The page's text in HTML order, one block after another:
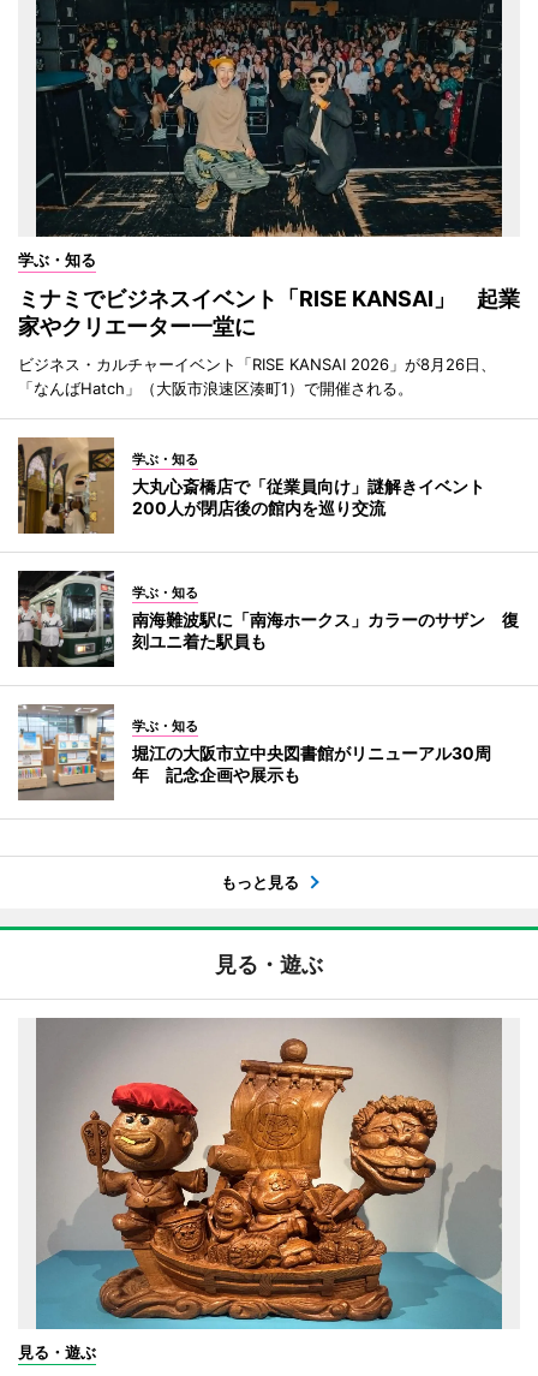
学ぶ・知る
ミナミでビジネスイベント「RISE KANSAI」 起業
家やクリエーター一堂に
ビジネス・カルチャーイベント「RISE KANSAI 2026」が8月26日、
「なんばHatch」（大阪市浪速区湊町1）で開催される。
学ぶ・知る
大丸心斎橋店で「従業員向け」謎解きイベント
200人が閉店後の館内を巡り交流
学ぶ・知る
南海難波駅に「南海ホークス」カラーのサザン 復
刻ユニ着た駅員も
学ぶ・知る
堀江の大阪市立中央図書館がリニューアル30周
年 記念企画や展示も
もっと見る
見る・遊ぶ
見る・遊ぶ